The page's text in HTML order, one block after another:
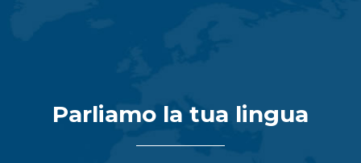
Parliamo la tua lingua